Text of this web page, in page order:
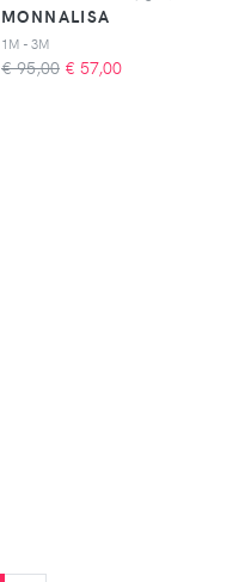
MONNALISA
1M - 3M
€ 95,00 € 57,00